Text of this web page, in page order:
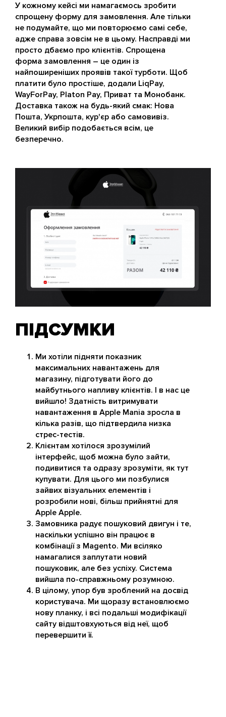
У кожному кейсі ми намагаємось зробити
спрощену форму для замовлення. Але тільки
не подумайте, що ми повторюємо самі себе,
адже справа зовсім не в цьому. Насправді ми
просто дбаємо про клієнтів. Спрощена
форма замовлення – це один із
найпоширеніших проявів такої турботи. Щоб
платити було простіше, додали LiqPay,
WayForPay, Platon Pay, Приват та Монобанк.
Доставка також на будь-який смак: Нова
Пошта, Укрпошта, кур'єр або самовивіз.
Великий вибір подобається всім, це
безперечно.
ПІДСУМКИ
Ми хотіли підняти показник
максимальних навантажень для
магазину, підготувати його до
майбутнього напливу клієнтів. І в нас це
вийшло! Здатність витримувати
навантаження в Apple Mania зросла в
кілька разів, що підтвердила низка
стрес-тестів.
Клієнтам хотілося зрозумілий
інтерфейс, щоб можна було зайти,
подивитися та одразу зрозуміти, як тут
купувати. Для цього ми позбулися
зайвих візуальних елементів і
розробили нові, більш прийнятні для
Apple Apple.
Замовника радує пошуковий двигун і те,
наскільки успішно він працює в
комбінації з Magento. Ми всіляко
намагалися заплутати новий
пошуковик, але без успіху. Система
вийшла по-справжньому розумною.
В цілому, упор був зроблений на досвід
користувача. Ми щоразу встановлюємо
нову планку, і всі подальші модифікації
сайту відштовхуються від неї, щоб
перевершити її.